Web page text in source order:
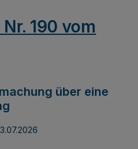
190 vom
über eine